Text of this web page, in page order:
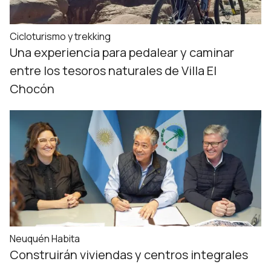
Cicloturismo y trekking
Una experiencia para pedalear y caminar
entre los tesoros naturales de Villa El
Chocón
Neuquén Habita
Construirán viviendas y centros integrales